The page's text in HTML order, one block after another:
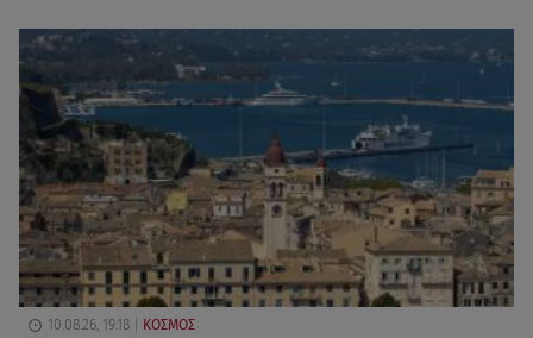
10.08.26, 19:18 ΚΟΣΜΟΣ